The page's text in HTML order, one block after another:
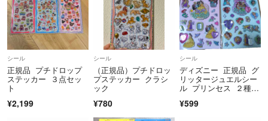
シール
正規品 プチドロップ
ステッカー ３点セッ
ト
¥2,199
シール
（正規品）プチドロッ
プステッカー クラシ
ック
¥780
シール
ディズニー 正規品 グ
リッタージュエルシー
ル プリンセス ２種セ
¥599